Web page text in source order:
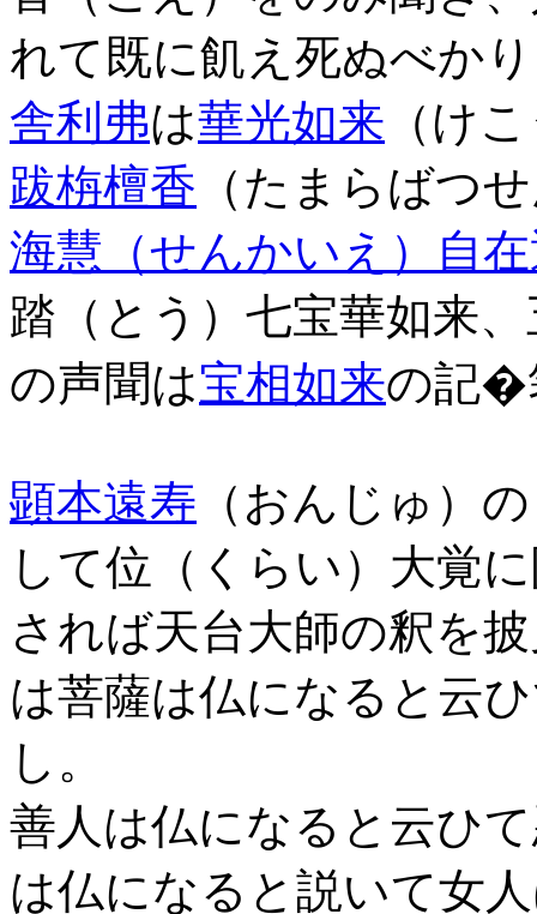
れて既に飢え死ぬべか
舎利弗は華光如来 （け
跋栴檀香 （たまらばつ
海慧（せんかいえ）自
踏（とう）七宝華如来
の声聞は宝相如来の記
顕本遠寿 （おんじゅ）
して位（くらい）大覚
されば天台大師の釈を
は菩薩は仏になると云
し。
善人は仏になると云ひ
は仏になると説いて女